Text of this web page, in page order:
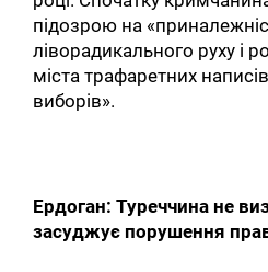
підозрою на
ліворадикального руху і
міста трафаретних
виборів».
Ердоган: Туреччина не
засуджує порушення